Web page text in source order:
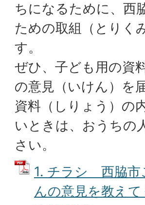
ちになるために、西
ための取組（とりく
す。
ぜひ、子ども用の資
の意見（いけん）を
資料（しりょう）の
いときは、おうちの
さい。
1. チラシ 西脇市
んの意見を教え